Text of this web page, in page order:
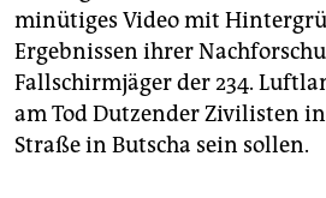
minütiges Video mit
Ergebnissen ihrer
Fallschirmjäger der 234.
am Tod Dutzender Zivilisten
Straße in Butscha sein sollen.